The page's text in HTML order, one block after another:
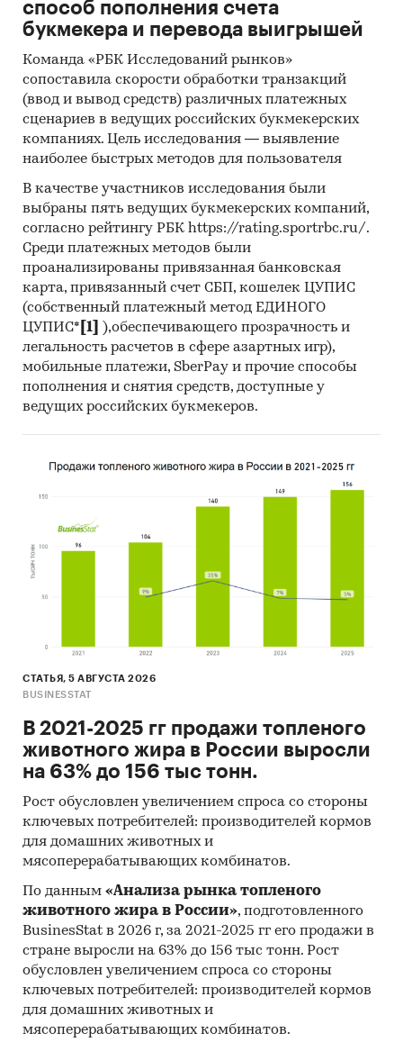
КОМБИНАТ`, ООО `ВОТЕКС`, ООО
`ИВАНОВСКИЙ ДОМ ТКАНИ`, ООО `БАГЕРТОН`
В разделе `Цены производителей`
рассмотрены виды:
- Хлопчатобумажные ткани
- Льняные ткани
- Хлопчатобумажные махровые полотенечные
тканей)
- Ткани из шерсти, тонкого или грубого волоса
животных, конского волоса, подвергнутого
кардо- и гребнечесанию
- Ткани (кроме специальных тканей) из
химических комплексных нитей и штапельных
волокон
- Ткани из синтетических и искусственных
комплексных нитей
- Ткани из синтетических штапельных волокон
- Декоративные ткани для изготовления штор
- Хлопчатобумажные бельевые ткани
- Шерстяные и полушерстяные костюмные
ткани
- Платьевые ткани из искусственного или
синтетического шелка
виды:
- Ткани из шелковых нитей
- Ткани из шерстяной пряжи аппаратного
прядения
- Ткани из шерстяной пряжи гребенного
прядения
- Ткани из грубого волоса животных или
конского волоса
- Хлопчатобумажные ткани, содержащие 85%
или более хлопковых волокон, с
поверхностной плотностью не более 200 г/м2
- Хлопчатобумажные ткани, содержащие 85%
или более хлопковых волокон, с
поверхностной плотностью более 200 г/м2
- Хлопчатобумажные ткани, содержащие
менее 85% хлопковых волокон, с
поверхностной плотностью не более 200 г/м2
- Хлопчатобумажные ткани, содержащие
менее 85% хлопковых волокон, с
способ пополнения счета
букмекера и перевода выигрышей
Команда «РБК Исследований рынков»
сопоставила скорости обработки транзакций
(ввод и вывод средств) различных платежных
сценариев в ведущих российских букмекерских
компаниях. Цель исследования — выявление
наиболее быстрых методов для пользователя
В качестве участников исследования были
выбраны пять ведущих букмекерских компаний,
согласно рейтингу РБК https://rating.sportrbc.ru/.
Среди платежных методов были
проанализированы привязанная банковская
карта, привязанный счет СБП, кошелек ЦУПИС
(собственный платежный метод ЕДИНОГО
ЦУПИС* [1]
),обеспечивающего прозрачность и
легальность расчетов в сфере азартных игр),
мобильные платежи, SberPay и прочие способы
пополнения и снятия средств, доступные у
ведущих российских букмекеров.
СТАТЬЯ, 5 АВГУСТА 2026
BUSINESSTAT
В 2021-2025 гг продажи топленого
животного жира в России выросли
на 63% до 156 тыс тонн.
Рост обусловлен увеличением спроса со стороны
ключевых потребителей: производителей кормов
для домашних животных и
мясоперерабатывающих комбинатов.
По данным «Анализа рынка топленого
животного жира в России», подготовленного
BusinesStat в 2026 г, за 2021-2025 гг его продажи в
стране выросли на 63% до 156 тыс тонн. Рост
обусловлен увеличением спроса со стороны
ключевых потребителей: производителей кормов
для домашних животных и
мясоперерабатывающих комбинатов.